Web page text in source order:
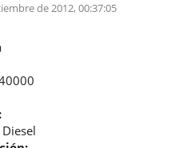
de 2012, 00:37:05
Diesel